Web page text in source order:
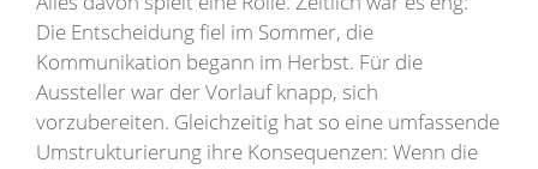
Die Entscheidung fiel im Sommer, die
Kommunikation begann im Herbst. Für die
Aussteller war der Vorlauf knapp, sich
vorzubereiten. Gleichzeitig hat so eine umfassende
Umstrukturierung ihre Konsequenzen: Wenn die